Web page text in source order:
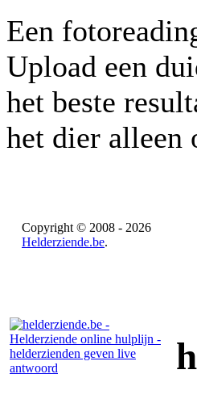
Een
Upload een
het beste
het dier alleen
Copyright © 2008 - 2026
Helderziende.be.